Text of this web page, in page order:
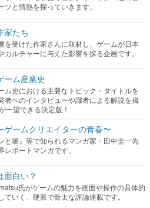
ツと情熱を探っていきます。
家たち
を受けた作家さんに取材し、ゲームが日本
カルチャーに与えた影響を探る企画です。
ーム産業史
ム史における主要なトピック・タイトルを
者へのインタビューや識者による解説を掲
一望できる決定版！
ゲームクリエイターの青春〜
と箸』等で知られるマンガ家・田中圭一先
ポートマンガです。
面白い？
氏がゲームの魅力を画面や操作の具体的
ていく、硬派で骨太な評論連載です。